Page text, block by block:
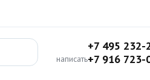
+7 495 232-
написать+7 916 723-